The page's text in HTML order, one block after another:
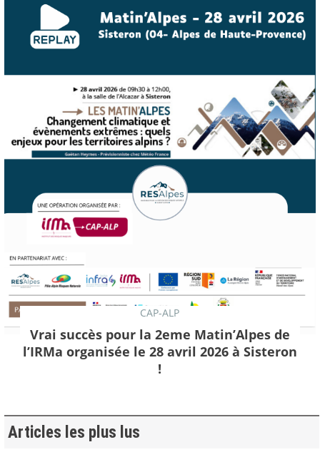
CAP-ALP
Vrai succès pour la 2eme Matin’Alpes de
l’IRMa organisée le 28 avril 2026 à Sisteron
!
Articles les plus lus